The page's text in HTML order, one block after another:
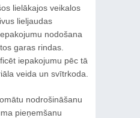
lielākajos veikalos
lieljaudas
nodošana
garas rindas.
iepakojumu pēc tā
veida un svītrkoda.
nodrošināšanu
pieņemšanu